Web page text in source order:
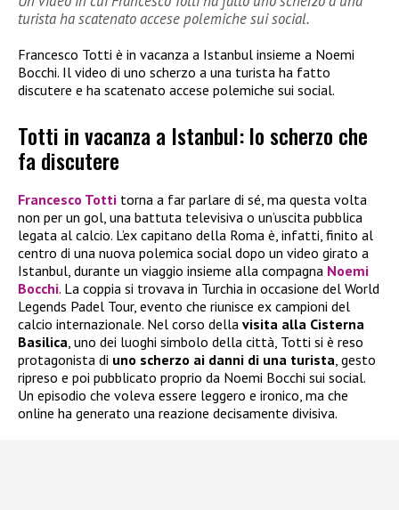
turista ha scatenato accese polemiche sui social.
Francesco Totti è in vacanza a Istanbul insieme a Noemi
Bocchi. Il video di uno scherzo a una turista ha fatto
discutere e ha scatenato accese polemiche sui social.
Totti in vacanza a Istanbul: lo scherzo che
fa discutere
Francesco Totti torna a far parlare di sé, ma questa volta
non per un gol, una battuta televisiva o un’uscita pubblica
legata al calcio. L’ex capitano della Roma è, infatti, finito al
centro di una nuova polemica social dopo un video girato a
Istanbul, durante un viaggio insieme alla compagna Noemi
Bocchi. La coppia si trovava in Turchia in occasione del World
Legends Padel Tour, evento che riunisce ex campioni del
calcio internazionale. Nel corso della visita alla Cisterna
Basilica , uno dei luoghi simbolo della città, Totti si è reso
protagonista di uno scherzo ai danni di una turista , gesto
ripreso e poi pubblicato proprio da Noemi Bocchi sui social.
Un episodio che voleva essere leggero e ironico, ma che
online ha generato una reazione decisamente divisiva.